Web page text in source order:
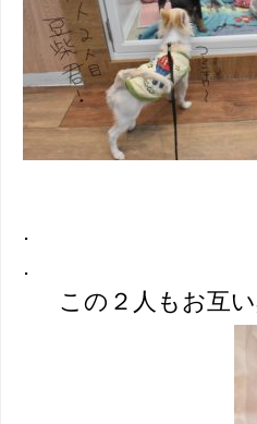
.
.
この２人もお互